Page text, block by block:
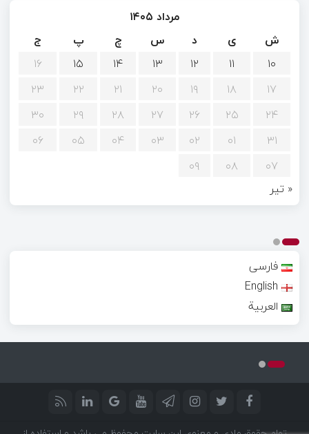
مرداد ۱۴۰۵
ش
ی د س چ پ
ج
۱۰
۱۱ ۱۲ ۱۳ ۱۴ ۱۵
۱۶
۱۷
۱۸ ۱۹ ۲۰ ۲۱ ۲۲
۲۳
۲۴
۲۵ ۲۶ ۲۷ ۲۸ ۲۹
۳۰
۳۱
۰۱ ۰۲ ۰۳ ۰۴ ۰۵
۰۶
۰۷
۰۸
۰۹
« تیر
فارسی
English
العربية